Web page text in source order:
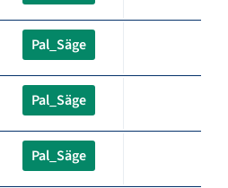
Pal_Säge
Pal_Säge
Pal_Säge